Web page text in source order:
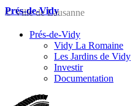
© Ville de Lausanne
Prés-de-Vidy
Prés-de-Vidy
Vidy La Romaine
Les Jardins de Vidy
Investir
Documentation